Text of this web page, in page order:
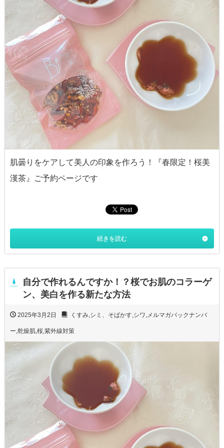
肌曇りをケアして美人の印象を作ろう！『春限定！桜美
漢茶』ご予約ページです
続きを読む
自分で作れるんですか！？桜でお肌のコラーゲ
ン、美白を作る新たな方法
2025年3月2日 くすみ,シミ、そばかす,シワ,メルマガバックナンバ
ー,乾燥肌,桜,紫外線対策